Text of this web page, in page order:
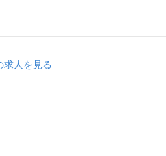
求人を見る